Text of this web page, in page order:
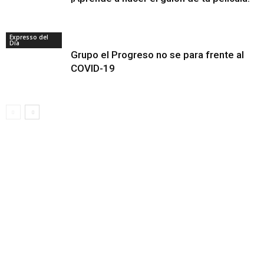
Expresso del
Día
Grupo el Progreso no se para frente al
COVID-19